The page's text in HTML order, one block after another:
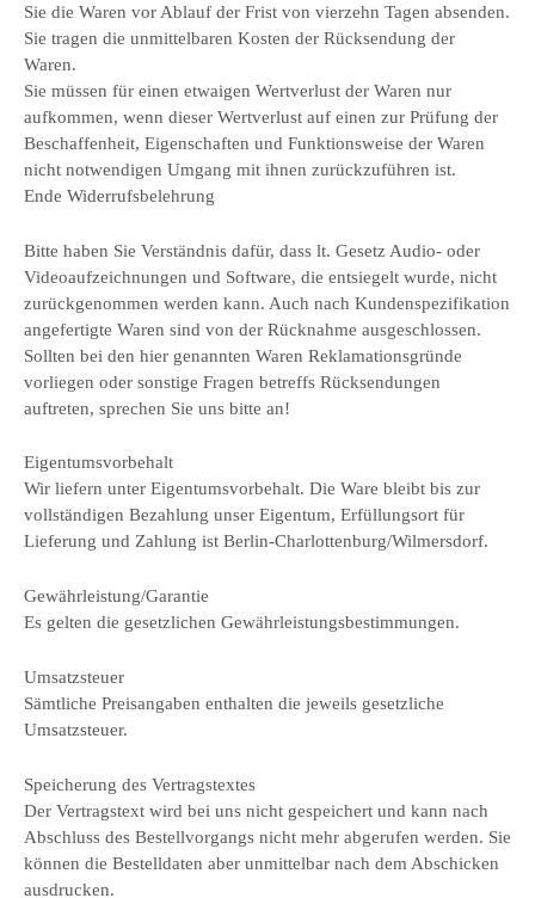
Sie die Waren vor Ablauf der Frist von vierzehn Tagen absenden.
Sie tragen die unmittelbaren Kosten der Rücksendung der
Waren.
Sie müssen für einen etwaigen Wertverlust der Waren nur
aufkommen, wenn dieser Wertverlust auf einen zur Prüfung der
Beschaffenheit, Eigenschaften und Funktionsweise der Waren
nicht notwendigen Umgang mit ihnen zurückzuführen ist.
Ende Widerrufsbelehrung
Bitte haben Sie Verständnis dafür, dass lt. Gesetz Audio- oder
Videoaufzeichnungen und Software, die entsiegelt wurde, nicht
zurückgenommen werden kann. Auch nach Kundenspezifikation
angefertigte Waren sind von der Rücknahme ausgeschlossen.
Sollten bei den hier genannten Waren Reklamationsgründe
vorliegen oder sonstige Fragen betreffs Rücksendungen
auftreten, sprechen Sie uns bitte an!
Eigentumsvorbehalt
Wir liefern unter Eigentumsvorbehalt. Die Ware bleibt bis zur
vollständigen Bezahlung unser Eigentum, Erfüllungsort für
Lieferung und Zahlung ist Berlin-Charlottenburg/Wilmersdorf.
Gewährleistung/Garantie
Es gelten die gesetzlichen Gewährleistungsbestimmungen.
Umsatzsteuer
Sämtliche Preisangaben enthalten die jeweils gesetzliche
Umsatzsteuer.
Speicherung des Vertragstextes
Der Vertragstext wird bei uns nicht gespeichert und kann nach
Abschluss des Bestellvorgangs nicht mehr abgerufen werden. Sie
können die Bestelldaten aber unmittelbar nach dem Abschicken
ausdrucken.